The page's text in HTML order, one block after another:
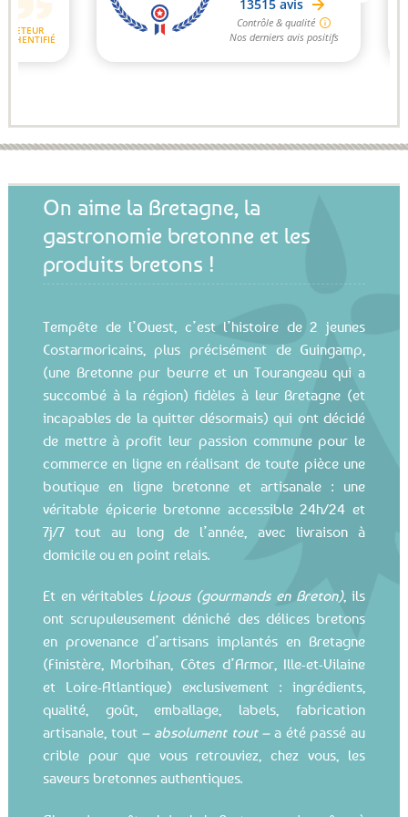
On aime la Bretagne, la
gastronomie bretonne et les
produits bretons !
Tempête de l’Ouest, c’est l’histoire de 2 jeunes
Costarmoricains, plus précisément de Guingamp,
(une Bretonne pur beurre et un Tourangeau qui a
succombé à la région) fidèles à leur Bretagne (et
incapables de la quitter désormais) qui ont décidé
de mettre à profit leur passion commune pour le
commerce en ligne en réalisant de toute pièce une
boutique en ligne bretonne et artisanale : une
véritable épicerie bretonne accessible 24h/24 et
7j/7 tout au long de l’année, avec livraison à
domicile ou en point relais.
Et en véritables Lipous (gourmands en Breton), ils
ont scrupuleusement déniché des délices bretons
en provenance d’artisans implantés en Bretagne
(Finistère, Morbihan, Côtes d’Armor, Ille-et-Vilaine
et Loire-Atlantique) exclusivement : ingrédients,
qualité, goût, emballage, labels, fabrication
artisanale, tout – absolument tout –a été passé au
crible pour que vous retrouviez, chez vous, les
saveurs bretonnes authentiques.